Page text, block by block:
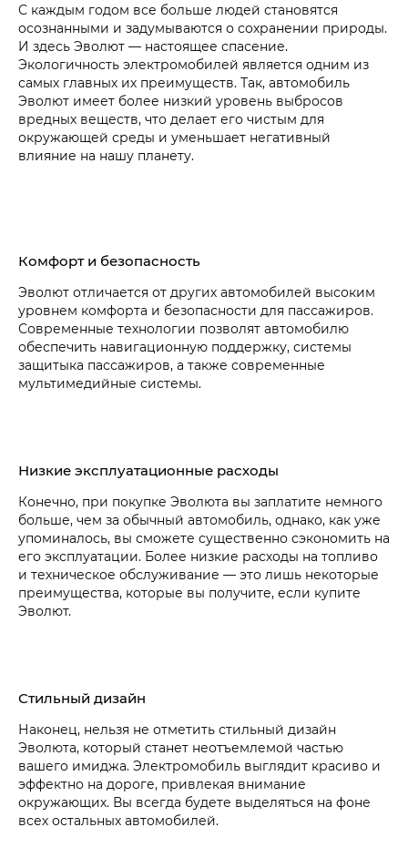
С каждым годом все больше людей становятся
осознанными и задумываются о сохранении природы.
И здесь Эволют — настоящее спасение.
Экологичность электромобилей является одним из
самых главных их преимуществ. Так, автомобиль
Эволют имеет более низкий уровень выбросов
вредных веществ, что делает его чистым для
окружающей среды и уменьшает негативный
влияние на нашу планету.
Комфорт и безопасность
Эволют отличается от других автомобилей высоким
уровнем комфорта и безопасности для пассажиров.
Современные технологии позволят автомобилю
обеспечить навигационную поддержку, системы
защитыка пассажиров, а также современные
мультимедийные системы.
Низкие эксплуатационные расходы
Конечно, при покупке Эволюта вы заплатите немного
больше, чем за обычный автомобиль, однако, как уже
упоминалось, вы сможете существенно сэкономить на
его эксплуатации. Более низкие расходы на топливо
и техническое обслуживание — это лишь некоторые
преимущества, которые вы получите, если купите
Эволют.
Стильный дизайн
Наконец, нельзя не отметить стильный дизайн
Эволюта, который станет неотъемлемой частью
вашего имиджа. Электромобиль выглядит красиво и
эффектно на дороге, привлекая внимание
окружающих. Вы всегда будете выделяться на фоне
всех остальных автомобилей.